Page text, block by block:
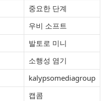
중요한 단계
우비 소프트
발토로 미니
소행성 염기
kalypsomediagroup
캡콤